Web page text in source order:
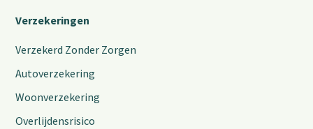
Verzekeringen
Verzekerd Zonder Zorgen
Autoverzekering
Woonverzekering
Overlijdensrisico